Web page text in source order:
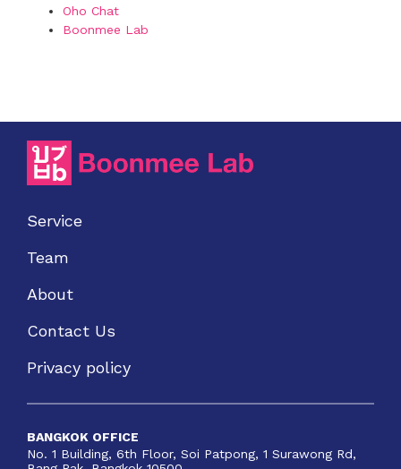
Oho Chat
Boonmee Lab
Service
Team
About
Contact Us
Privacy policy
BANGKOK OFFICE
No. 1 Building, 6th Floor, Soi Patpong, 1 Surawong Rd,